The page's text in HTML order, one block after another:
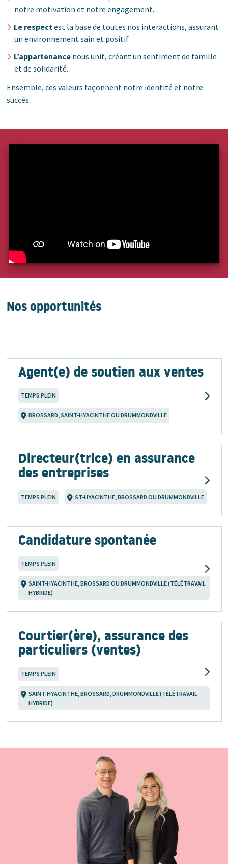
notre motivation et notre engagement.
Le respect est la base de toutes nos interactions, assurant
un environnement sain et positif.
L’appartenancenous unit, créant un sentiment de famille
et de solidarité.
Ensemble, ces valeurs façonnent notre identité et notre
succès.
Nos opportunités
Agent(e) de soutien aux ventes
TEMPS PLEIN
BROSSARD, SAINT-HYACINTHE OU DRUMMONDVILLE
Directeur(trice) en assurance
des entreprises
TEMPS PLEIN ST-HYACINTHE, BROSSARD OU DRUMMONDVILLE
Candidature spontanée
TEMPS PLEIN
SAINT-HYACINTHE, BROSSARD OU DRUMMONDVILLE (TÉLÉTRAVAIL
HYBRIDE)
Courtier(ère), assurance des
particuliers (ventes)
TEMPS PLEIN
SAINT-HYACINTHE, BROSSARD, DRUMMONDVILLE (TÉLÉTRAVAIL
HYBRIDE)